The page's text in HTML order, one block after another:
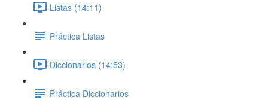
Listas (14:11)
Práctica Listas
Diccionarios (14:53)
Práctica Diccionarios